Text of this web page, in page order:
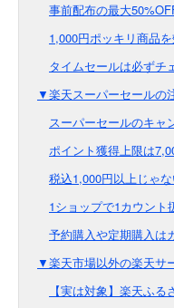
事前配布の最大
1,000円ポッキリ商品
タイムセールは必ずチ
▼楽天スーパーセールの
スーパーセールのキャ
ポイント獲得上限は
税込1,000円以上じゃ
1ショップで1カウント
予約購入や定期購入は
▼楽天市場以外の楽天サ
【実は対象】楽天ふる